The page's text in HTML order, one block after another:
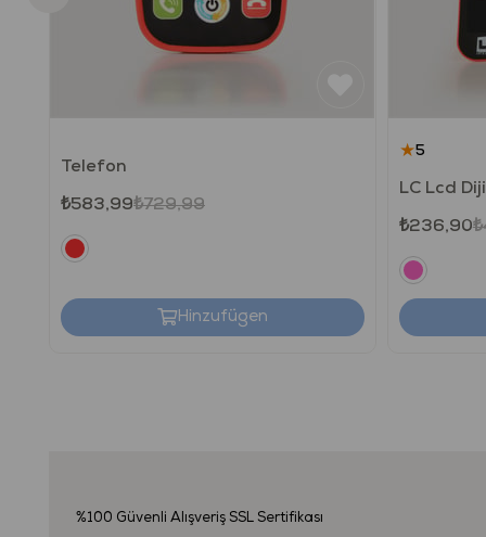
Telefon
₺583,99₺729,99
Hinzufügen
★5
LC Lcd
₺236,90
%100 Güvenli Alışveriş SSL Sertifikası